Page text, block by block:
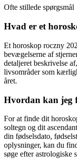
Ofte stillede spørgsmål
Hvad er et
Et horoskop roczny
bevægelserne af
detaljeret beskrivelse
livsområder som
året.
Hvordan kan jeg
For at finde dit
soltegn og dit
din fødselsdato,
oplysninger, kan du
søge efter astrologiske